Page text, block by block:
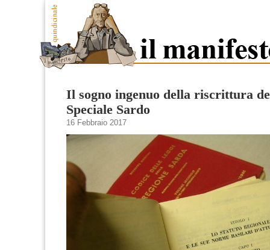
Il sogno ingenuo della riscrittura
Speciale Sardo
16 Febbraio 2017